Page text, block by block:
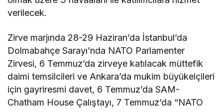
verilecek.
Zirve marjında 28-29 Haziran’da İstanbul’da
Dolmabahçe Sarayı’nda NATO Parlamenter
Zirvesi, 6 Temmuz’da zirveye katılacak müttefik
daimi temsilcileri ve Ankara’da mukim büyükelçileri
için gayriresmi davet, 6 Temmuz’da SAM-
Chatham House Çalıştayı, 7 Temmuz’da “NATO